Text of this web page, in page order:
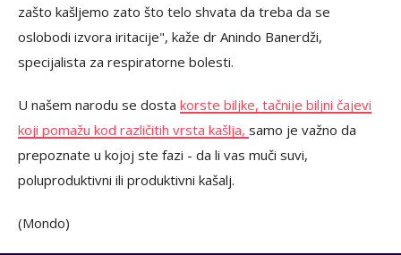
zašto kašljemo zato što telo shvata da treba da se
oslobodi izvora iritacije", kaže dr Anindo Banerdži,
specijalista za respiratorne bolesti.
U našem narodu se dosta korste biljke, tačnije biljni čajevi
koji pomažu kod različitih vrsta kašlja, samo je važno da
prepoznate u kojoj ste fazi - da li vas muči suvi,
poluproduktivni ili produktivni kašalj.
(Mondo)